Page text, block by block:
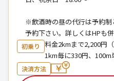
※飲酒時の昼の代行は予約
予約下さい。詳しくはHPも
初乗り
料金2kmまで2,200円（
1km毎に330円、100m
決済方法